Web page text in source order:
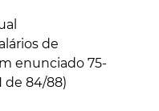
de
enunciado 75-
de 84/88)